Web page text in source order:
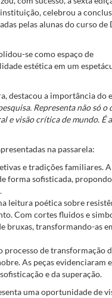
celebrou a
pelas alunas do curso de
se como espaço de
estética em um
destacou a importância do
Representa não só o
e visão crítica de mundo. É a
na passarela:
e tradições familiares.
forma sofisticada,
leitura poética sobre
Com cortes fluidos e
bruxas, transformando-as
processo de transformação
As peças evidenciaram
e da superação.
uma oportunidade de